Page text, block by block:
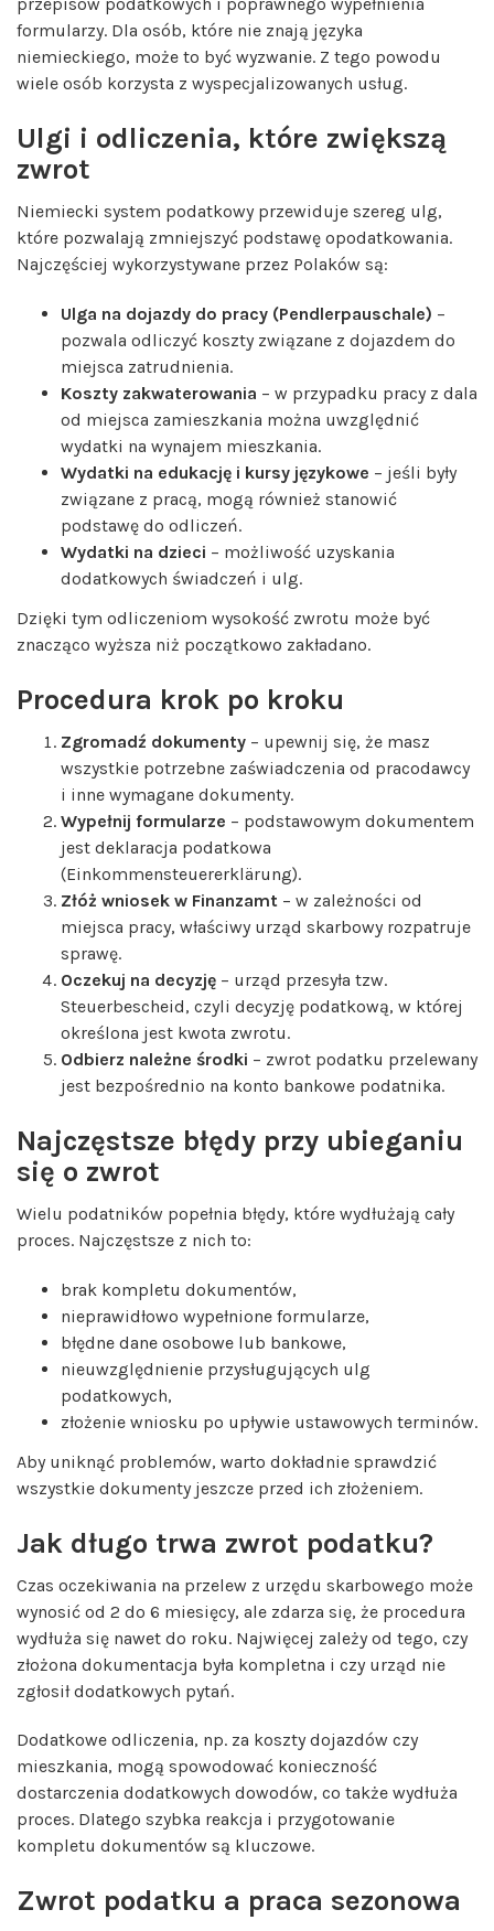
formularzy. Dla osób, które nie znają języka
niemieckiego, może to być wyzwanie. Z tego powodu
wiele osób korzysta z wyspecjalizowanych usług.
Ulgi i odliczenia, które zwiększą
zwrot
Niemiecki system podatkowy przewiduje szereg ulg,
które pozwalają zmniejszyć podstawę opodatkowania.
Najczęściej wykorzystywane przez Polaków są:
Ulga na dojazdy do pracy (Pendlerpauschale) –
pozwala odliczyć koszty związane z dojazdem do
miejsca zatrudnienia.
Koszty zakwaterowania – w przypadku pracy z dala
od miejsca zamieszkania można uwzględnić
wydatki na wynajem mieszkania.
Wydatki na edukację i kursy językowe – jeśli były
związane z pracą, mogą również stanowić
podstawę do odliczeń.
Wydatki na dzieci – możliwość uzyskania
dodatkowych świadczeń i ulg.
Dzięki tym odliczeniom wysokość zwrotu może być
znacząco wyższa niż początkowo zakładano.
Procedura krok po kroku
Zgromadź dokumenty – upewnij się, że masz
wszystkie potrzebne zaświadczenia od pracodawcy
i inne wymagane dokumenty.
Wypełnij formularze – podstawowym dokumentem
jest deklaracja podatkowa
(Einkommensteuererklärung).
Złóż wniosek w Finanzamt – w zależności od
miejsca pracy, właściwy urząd skarbowy rozpatruje
sprawę.
Oczekuj na decyzję – urząd przesyła tzw.
Steuerbescheid, czyli decyzję podatkową, w której
określona jest kwota zwrotu.
Odbierz należne środki – zwrot podatku przelewany
jest bezpośrednio na konto bankowe podatnika.
Najczęstsze błędy przy ubieganiu
się o zwrot
Wielu podatników popełnia błędy, które wydłużają cały
proces. Najczęstsze z nich to:
brak kompletu dokumentów,
nieprawidłowo wypełnione formularze,
błędne dane osobowe lub bankowe,
nieuwzględnienie przysługujących ulg
podatkowych,
złożenie wniosku po upływie ustawowych terminów.
Aby uniknąć problemów, warto dokładnie sprawdzić
wszystkie dokumenty jeszcze przed ich złożeniem.
Jak długo trwa zwrot podatku?
Czas oczekiwania na przelew z urzędu skarbowego może
wynosić od 2 do 6 miesięcy, ale zdarza się, że procedura
wydłuża się nawet do roku. Najwięcej zależy od tego, czy
złożona dokumentacja była kompletna i czy urząd nie
zgłosił dodatkowych pytań.
Dodatkowe odliczenia, np. za koszty dojazdów czy
mieszkania, mogą spowodować konieczność
dostarczenia dodatkowych dowodów, co także wydłuża
proces. Dlatego szybka reakcja i przygotowanie
kompletu dokumentów są kluczowe.
Zwrot podatku a praca sezonowa